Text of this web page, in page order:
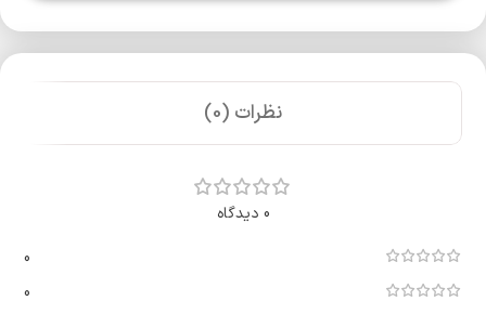
نظرات (0)
0 دیدگاه
0
0